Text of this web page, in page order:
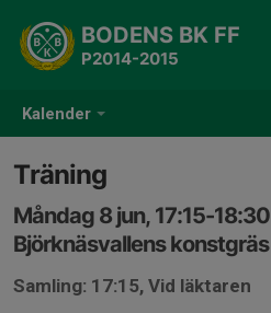
Kalender
BODENS BK FF
P2014-2015
Träning
Måndag 8 jun, 17:15-18:30
Björknäsvallens konstgräs
Samling: 17:15, Vid läktaren